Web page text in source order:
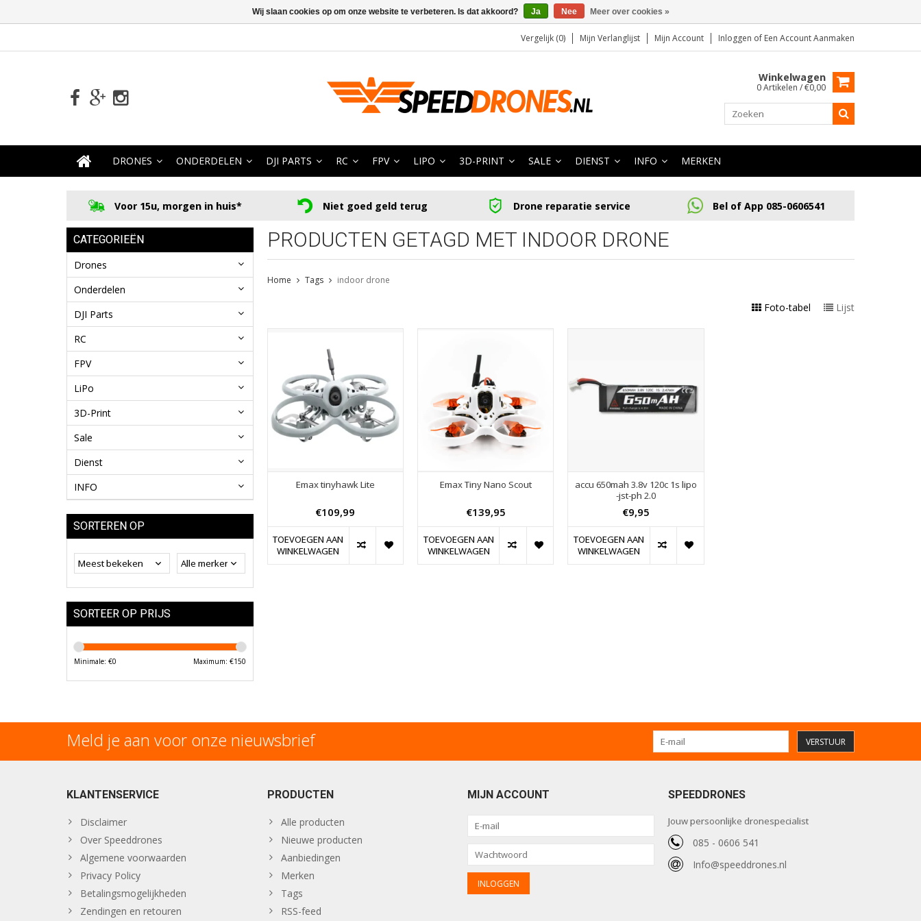
Vergelijk (0) Mijn Verlanglijst Mijn Account Inloggen of Een Account Aanmaken
Winkelwagen
0 Artikelen / €0,00
DRONES ONDERDELEN DJI PARTS RC FPV LIPO 3D-PRINT SALE DIENST INFO MERKEN
Voor 15u, morgen in huis* Niet goed geld terug Drone reparatie service Bel of App 085-0606541
CATEGORIEËN
Drones
Onderdelen
DJI Parts
RC
FPV
LiPo
3D-Print
Sale
Dienst
INFO
SORTEREN OP
SORTEER OP PRIJS
Minimale: €0 Maximum: €150
PRODUCTEN GETAGD MET INDOOR DRONE
Home Tags indoor drone
Foto-tabel Lijst
Emax tinyhawk Lite
€109,99
TOEVOEGEN AAN
WINKELWAGEN
Emax Tiny Nano Scout
€139,95
TOEVOEGEN AAN
WINKELWAGEN
accu 650mah 3.8v 120c 1s lipo
-jst-ph 2.0
€9,95
TOEVOEGEN AAN
WINKELWAGEN
Meld je aan voor onze nieuwsbrief VERSTUUR
KLANTENSERVICE
Disclaimer
Over Speeddrones
Algemene voorwaarden
Privacy Policy
Betalingsmogelijkheden
Zendingen en retouren
PRODUCTEN
Alle producten
Nieuwe producten
Aanbiedingen
Merken
Tags
RSS-feed
MIJN ACCOUNT SPEEDDRONES
Jouw persoonlijke dronespecialist
085 - 0606 541
Info@speeddrones.nl
Wij slaan cookies op om onze website te verbeteren. Is dat akkoord? Ja Nee Meer over cookies »